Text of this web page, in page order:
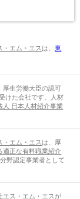
・エム・エスは、東
厚生労働大臣の認可
けた会社です。人材
人 日本人材紹介事業
・エム・エスは、厚
適正な有料職業紹介
野認定事業者として
エス・エム・エスが